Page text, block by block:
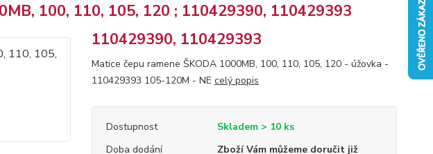
100, 110, 105, 120 ; 110429390, 110429393
110429390, 110429393
Matice čepu ramene ŠKODA 1000MB, 100, 110, 105, 120 - úžovka -
110429393 105-120M - NE celý popis
Dostupnost
Skladem > 10 ks
Doba dodání
Zboží Vám můžeme doručit již